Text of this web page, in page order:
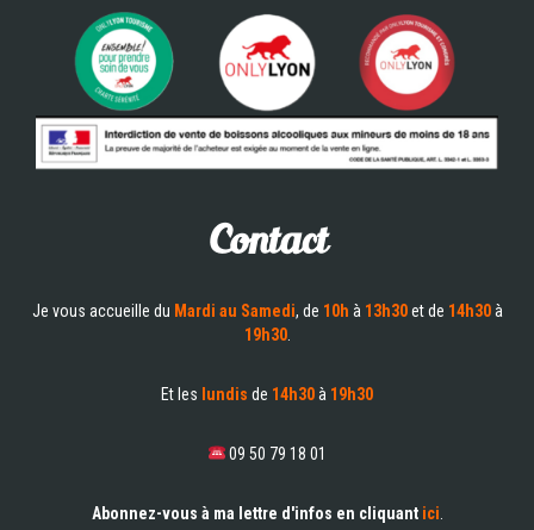
Contact
Je vous accueille du Mardi au Samedi, de 10h à 13h30et de 14h30à
19h30.
Et les lundis de 14h30à 19h30
09 50 79 18 01
Abonnez-vous à ma lettre d'infos en cliquant ici